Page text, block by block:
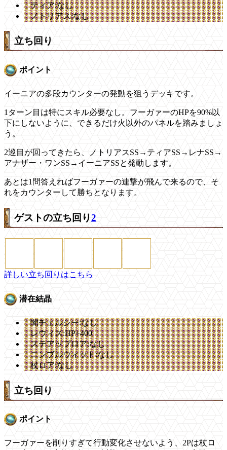
ティア:なし
ノトリアス:なし
立ち回り
ポイント
イーニアの多段カウンターの発動を狙うデッキです。
1ターン目は特にスキル必要なし。フーガァーのHPを90%以
下にしないように、できるだけ火以外のパネルを踏みましょ
う。
2巡目が回ってきたら、ノトリアスSS→ティアSS→レナSS→
アナザー・ワンSS→イーニアSSと発動します。
あとは1問答えればフーガァーの連撃が飛んで来るので、そ
れをカウンターして勝ちとなります。
ゲストの立ち回り2
詳しい立ち回りはこちら
潜在結晶
闇チェルシー:なし
レウィス:HP+400
ステアップロア:なし
ニンブルウィット:なし
杖ロア:なし
立ち回り
ポイント
フーガァーを削りすぎて行動変化させないよう、2Pは杖ロ